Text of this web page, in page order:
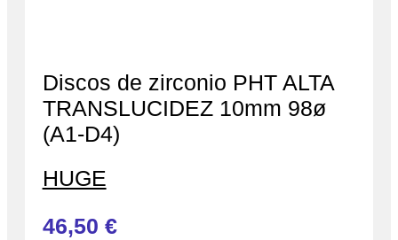
Discos de zirconio PHT ALTA
TRANSLUCIDEZ 10mm 98ø
(A1-D4)
HUGE
46,50 €